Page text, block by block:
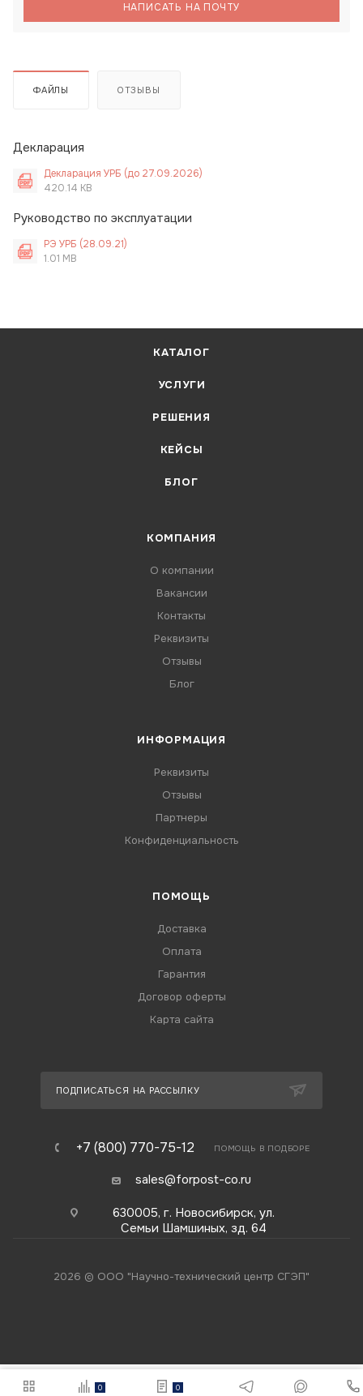
НАПИСАТЬ НА ПОЧТУ
ФАЙЛЫ ОТЗЫВЫ
Декларация
Декларация УРБ (до 27.09.2026)
420.14 KB
Руководство по эксплуатации
РЭ УРБ (28.09.21)
1.01 MB
КАТАЛОГ
УСЛУГИ
РЕШЕНИЯ
КЕЙСЫ
БЛОГ
КОМПАНИЯ
О компании
Вакансии
Контакты
Реквизиты
Отзывы
Блог
ИНФОРМАЦИЯ
Реквизиты
Отзывы
Партнеры
Конфиденциальность
ПОМОЩЬ
Доставка
Оплата
Гарантия
Договор оферты
Карта сайта
ПОДПИСАТЬСЯ НА РАССЫЛКУ
+7 (800) 770-75-12 ПОМОЩЬ В ПОДБОРЕ
sales@forpost-co.ru
630005, г. Новосибирск, ул.
Семьи Шамшиных, зд. 64
2026 © ООО "Научно-технический центр СГЭП"
0 0